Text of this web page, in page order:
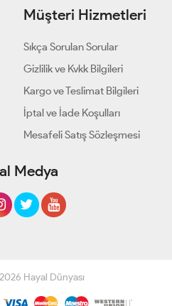
Müşteri Hizmetleri
Sıkça Sorulan Sorular
Gizlilik ve Kvkk Bilgileri
Kargo ve Teslimat Bilgileri
İptal ve İade Koşulları
Mesafeli Satış Sözleşmesi
Medya
Hayal Dünyası